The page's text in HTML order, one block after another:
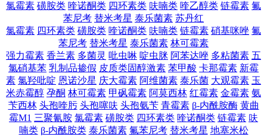
氯霉素 磺胺类 喹诺酮类 四环素类 呋喃类 喹乙醇类 链霉素 氟
苯尼考 替米考星 泰乐菌素 苏丹红
氯霉素 四环素类 磺胺类 喹诺酮类 呋喃类 链霉素 硝基咪唑 氟
苯尼考 替米考星 泰乐菌素 林可霉素
强力霉素 香兰素 多菌灵 吡虫啉 啶虫脒 阿苯达唑 多粘菌素 五
氯硝基苯 乳制品掺假 皮质类固醇激素 苯甲酸 卡那霉素 新霉
素 氯羟吡啶 恩诺沙星 庆大霉素 阿维菌素 泰乐菌 大观霉素 玉
米赤霉醇 孕酮 林可霉素 甲砜霉素 阿莫西林 红霉素 金霉素 氨
苄西林 头孢喹肟 头孢噻呋 头孢氨苄 青霉素 β-内酰胺酶 黄曲
霉M1 三聚氰胺 氯霉素 磺胺类 四环素类 喹诺酮类 链霉素 呋
喃类 β-内酰胺类 泰乐菌素 氟苯尼考 替米考星 地塞米松